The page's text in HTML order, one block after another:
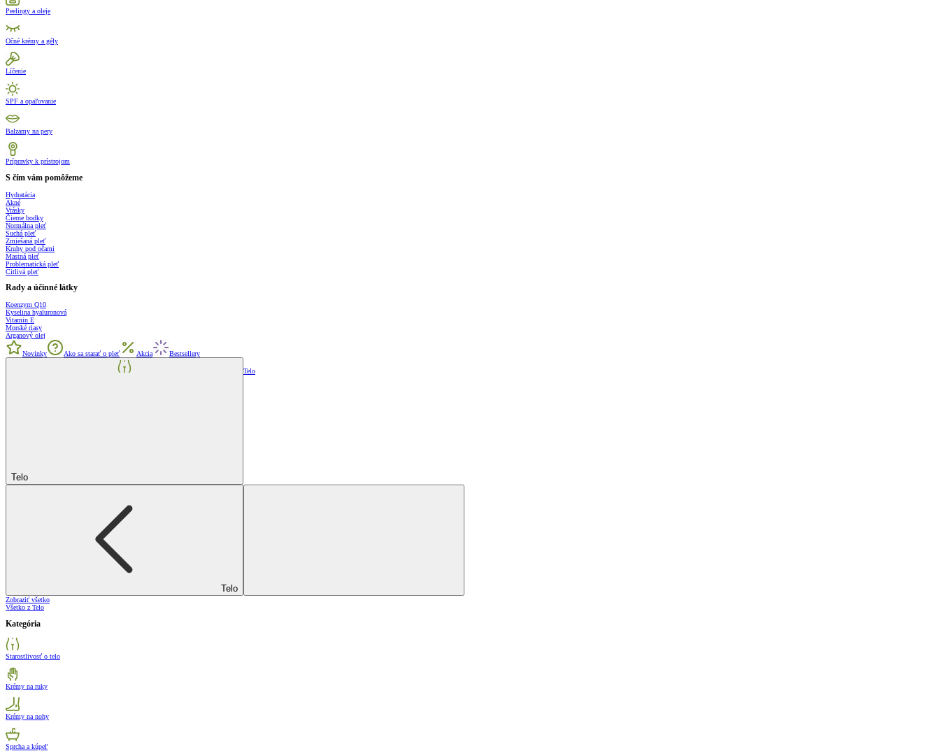
Peelingy a oleje
Očné krémy a gély
Líčenie
SPF a opaľovanie
Balzamy na pery
Prípravky k prístrojom
S čím vám pomôžeme
Hydratácia
Akné
Vrásky
Čierne bodky
Normálna pleť
Suchá pleť
Zmiešaná pleť
Kruhy pod očami
Mastná pleť
Problematická pleť
Citlivá pleť
Rady a účinné látky
Koenzym Q10
Kyselina hyaluronová
Vitamin E
Morské riasy
Arganový olej
Novinky Ako sa starať o pleť Akcia Bestsellery
Telo
Telo
Telo
Zobraziť všetko
Všetko z Telo
Kategória
Starostlivosť o telo
Krémy na ruky
Krémy na nohy
Sprcha a kúpeľ